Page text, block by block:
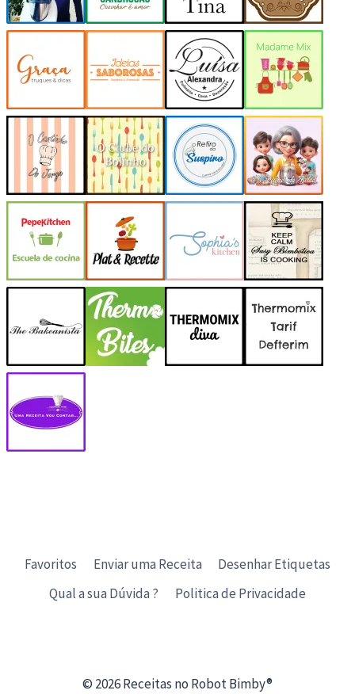
Favoritos Enviar uma Receita
Desenhar Etiquetas
Qual a sua Dúvida ?
Politica de Privacidade
© 2026 Receitas no Robot Bimby®